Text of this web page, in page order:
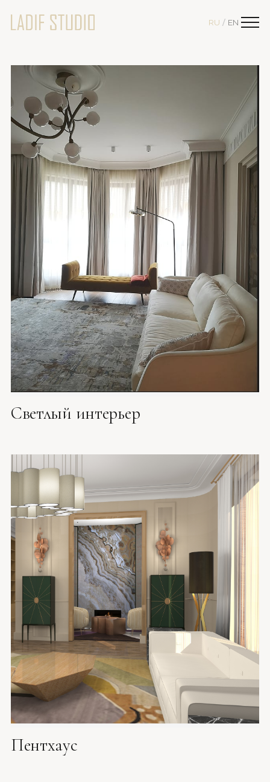
RU / EN
Светлый интерьер
Пентхаус